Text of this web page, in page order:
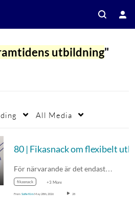
utbildning"
All Media
För närvarande är det endast…
fikasnack +3 More
From Sofie KimMay 28th, 2026 28